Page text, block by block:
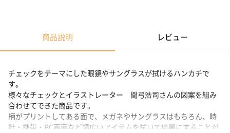
商品説明 レビュー
チェックをテーマにした眼鏡やサングラスが拭けるハンカチで
す。
様々なチェックとイラストレーター 間弓浩司さんの図案を組み
合わせてできた商品です。
柄がプリントしてある面で、メガネやサングラスはもちろん、時
計・携帯・PC画面など幅広いアイテムを拭いて綺麗にすることが